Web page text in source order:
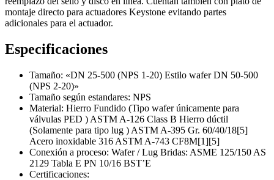
montaje directo para actuadores Keystone evitando partes
adicionales para el actuador.
Especificaciones
Tamaño: «DN 25-500 (NPS 1-20) Estilo wafer DN 50-500
(NPS 2-20)»
Tamaño según estandares: NPS
Material: Hierro Fundido (Tipo wafer únicamente para
válvulas PED ) ASTM A-126 Class B Hierro dúctil
(Solamente para tipo lug ) ASTM A-395 Gr. 60/40/18[5]
Acero inoxidable 316 ASTM A-743 CF8M[1][5]
Conexión a proceso: Wafer / Lug Bridas: ASME 125/150 AS
2129 Tabla E PN 10/16 BST’E
Certificaciones: